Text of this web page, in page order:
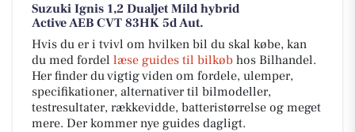
Suzuki Ignis 1,2 Dualjet Mild hybrid
Active AEB CVT 83HK 5d Aut.
Hvis du er i tvivl om hvilken bil du skal købe, kan
du med fordel læse guides til bilkøb hos Bilhandel.
Her finder du vigtig viden om fordele, ulemper,
specifikationer, alternativer til bilmodeller,
testresultater, rækkevidde, batteristørrelse og meget
mere. Der kommer nye guides dagligt.